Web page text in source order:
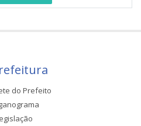
do Prefeito